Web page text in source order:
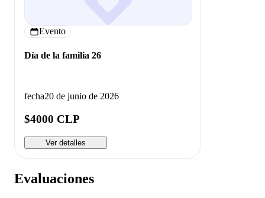
Evento
Día de la familia 26
fecha20 de junio de 2026
$4000 CLP
Ver detalles
Evaluaciones